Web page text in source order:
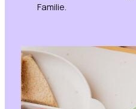
Familie.